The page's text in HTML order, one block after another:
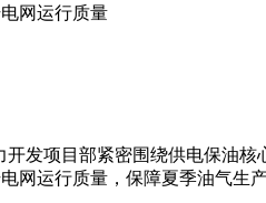
网运行质量
项目部紧密围绕供电保油核
网运行质量，保障夏季油气生产